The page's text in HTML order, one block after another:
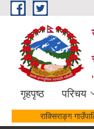
Skip to main content
गृहपृष्ठ परिचय
राक्सिराङ्ग